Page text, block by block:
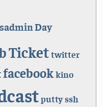
Day
Tickettwitter
facebookkino
puttyssh